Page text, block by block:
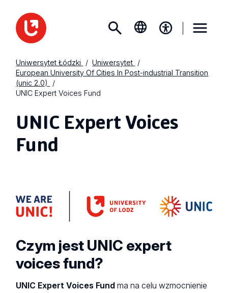
Uniwersytet Łódzki
Uniwersytet
European University Of Cities In Post-industrial Transition
(unic 2.0)
UNIC Expert Voices Fund
UNIC Expert Voices
Fund
Czym jest UNIC expert
voices fund?
UNIC Expert Voices Fundma na celu wzmocnienie